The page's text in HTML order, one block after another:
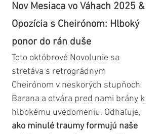
Nov Mesiaca vo Váhach 2025 &
Opozícia s Cheirónom: Hlboký
ponor do rán duše
Toto októbrové Novolunie sa
stretáva s retrográdnym
Cheirónom v neskorých stupňoch
Barana a otvára pred nami brány k
hlbokému uvedomeniu. Odhaľuje,
ako minulé traumy formujú naše